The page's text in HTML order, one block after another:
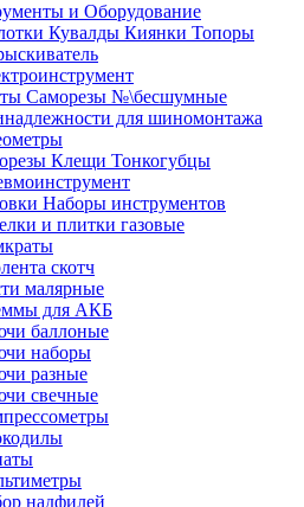
и Оборудование
Кувалды Киянки Топоры
Саморезы №\бесшумные
для шиномонтажа
Клещи Тонкогубцы
Наборы инструментов
и плитки газовые
скотч
малярные
для АКБ
баллоные
наборы
разные
свечные
надфилей